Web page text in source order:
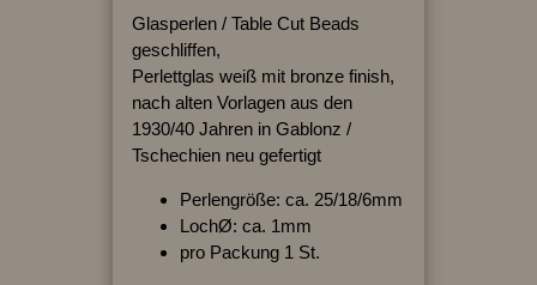
Glasperlen / Table Cut Beads
geschliffen,
Perlettglas weiß mit bronze finish,
nach alten Vorlagen aus den
1930/40 Jahren in Gablonz /
Tschechien neu gefertigt
Perlengröße: ca. 25/18/6mm
LochØ: ca. 1mm
pro Packung 1 St.